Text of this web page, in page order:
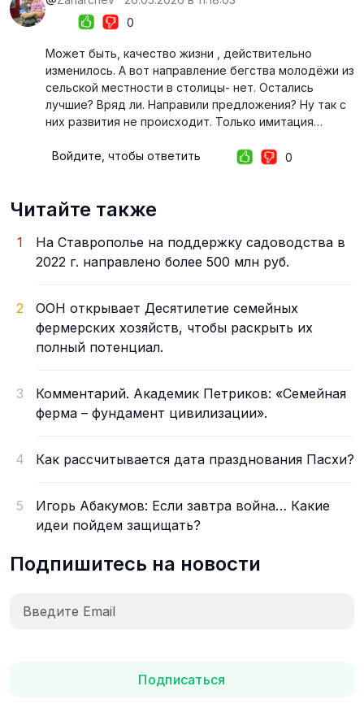
0
Может быть, качество жизни , действительно
изменилось. А вот направление бегства молодёжи из
сельской местности в столицы- нет. Остались
лучшие? Вряд ли. Направили предложения? Ну так с
них развития не происходит. Только имитация…
Войдите, чтобы ответить 0
Читайте также
1
На Ставрополье на поддержку садоводства в
2022 г. направлено более 500 млн руб.
2
ООН открывает Десятилетие семейных
фермерских хозяйств, чтобы раскрыть их
полный потенциал.
3
Комментарий. Академик Петриков: «Семейная
ферма – фундамент цивилизации».
4 Как рассчитывается дата празднования Пасхи?
5
Игорь Абакумов: Если завтра война… Какие
идеи пойдем защищать?
Подпишитесь на новости
Подписаться